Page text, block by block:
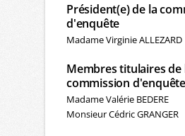
Président(e) de la
d'enquête
Madame Virginie ALLEZARD
Membres titulaires de
commission d'enquête
Madame Valérie BEDERE
Monsieur Cédric GRANGER